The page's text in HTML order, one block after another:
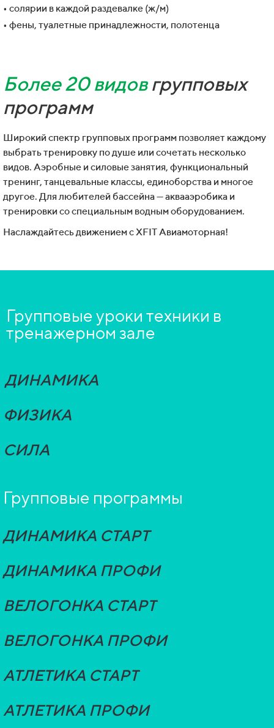
• солярии в каждой раздевалке (ж/м)
• фены, туалетные принадлежности, полотенца
Более 20 видов групповых
программ
Широкий спектр групповых программ позволяет каждому
выбрать тренировку по душе или сочетать несколько
видов. Аэробные и силовые занятия, функциональный
тренинг, танцевальные классы, единоборства и многое
другое. Для любителей бассейна — аквааэробика и
тренировки со специальным водным оборудованием.
Наслаждайтесь движением с XFIT Авиамоторная!
Групповые уроки техники в
тренажерном зале
ДИНАМИКА
ФИЗИКА
СИЛА
Групповые программы
ДИНАМИКА СТАРТ
ДИНАМИКА ПРОФИ
ВЕЛОГОНКА СТАРТ
ВЕЛОГОНКА ПРОФИ
АТЛЕТИКА СТАРТ
АТЛЕТИКА ПРОФИ